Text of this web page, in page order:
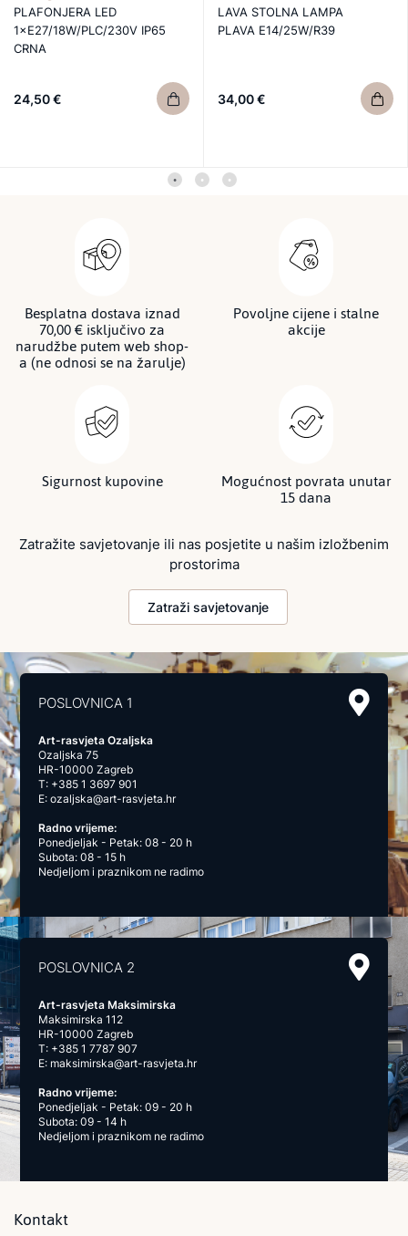
PLAFONJERA LED
1×E27/18W/PLC/230V IP65
CRNA
24,50 €
LAVA STOLNA LAMPA
PLAVA E14/25W/R39
34,00 €
Besplatna dostava iznad
70,00 € isključivo za
narudžbe putem web shop-
a (ne odnosi se na žarulje)
Povoljne cijene i stalne
akcije
Sigurnost kupovine Mogućnost povrata unutar
15 dana
Zatražite savjetovanje ili nas posjetite u našim izložbenim
prostorima
Zatraži savjetovanje
POSLOVNICA 1
Art-rasvjeta Ozaljska
Ozaljska 75
HR-10000 Zagreb
T: +385 1 3697 901
E:ozaljska@art-rasvjeta.hr
Radno vrijeme:
Ponedjeljak - Petak: 08 - 20 h
Subota: 08 - 15 h
Nedjeljom i praznikom ne radimo
POSLOVNICA 2
Art-rasvjeta Maksimirska
Maksimirska 112
HR-10000 Zagreb
T: +385 1 7787 907
E: maksimirska@art-rasvjeta.hr
Radno vrijeme:
Ponedjeljak - Petak: 09 - 20 h
Subota: 09 - 14 h
Nedjeljom i praznikom ne radimo
Kontakt